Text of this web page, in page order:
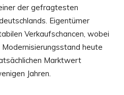
der gefragtesten
Eigentümer
Verkaufschancen, wobei
heute
Marktwert
Jahren.